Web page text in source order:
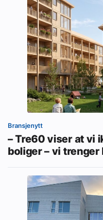
Bransjenytt
– Tre60 viser at vi
boliger – vi